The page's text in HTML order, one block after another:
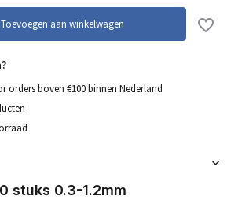
Toevoegen aan winkelwagen
orders boven €100 binnen Nederland
stuks 0.3-1.2mm